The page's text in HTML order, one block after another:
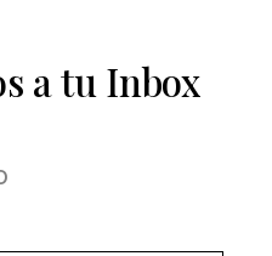
a tu Inbox